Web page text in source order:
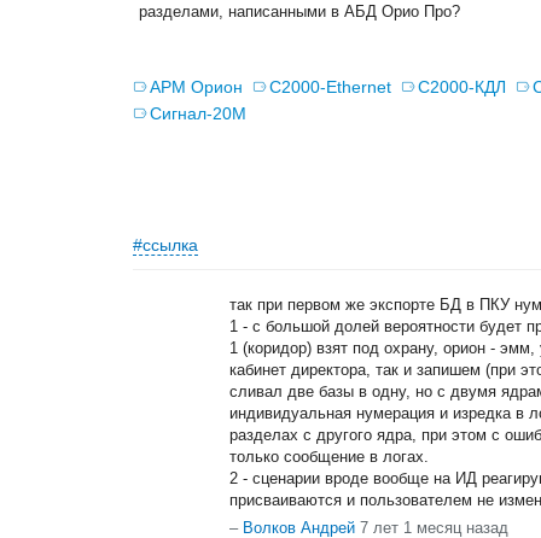
разделами, написанными в АБД Орио Про?
АРМ Орион С2000-Ethernet С2000-КДЛ
Сигнал-20М
#ссылка
так при первом же экспорте БД в ПКУ
1 - с большой долей вероятности будет
1 (коридор) взят под охрану, орион -
кабинет директора, так и запишем (при
сливал две базы в одну, но с двумя
индивидуальная нумерация и изредка в
разделах с другого ядра, при этом с
только сообщение в логах.
2 - сценарии вроде вообще на ИД
присваиваются и пользователем не
– Волков Андрей 7 лет 1 месяц назад